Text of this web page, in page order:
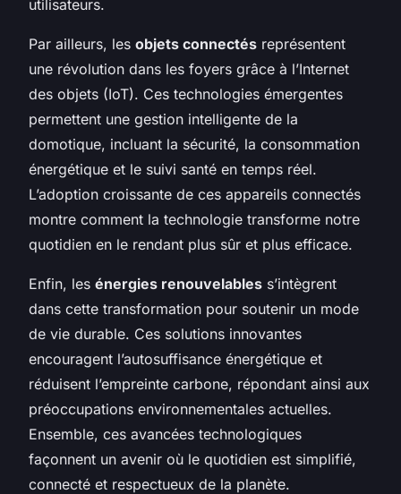
utilisateurs.
Par ailleurs, les objets connectés représentent
une révolution dans les foyers grâce à l’Internet
des objets (IoT). Ces technologies émergentes
permettent une gestion intelligente de la
domotique, incluant la sécurité, la consommation
énergétique et le suivi santé en temps réel.
L’adoption croissante de ces appareils connectés
montre comment la technologie transforme notre
quotidien en le rendant plus sûr et plus efficace.
Enfin, les énergies renouvelables s’intègrent
dans cette transformation pour soutenir un mode
de vie durable. Ces solutions innovantes
encouragent l’autosuffisance énergétique et
réduisent l’empreinte carbone, répondant ainsi aux
préoccupations environnementales actuelles.
Ensemble, ces avancées technologiques
façonnent un avenir où le quotidien est simplifié,
connecté et respectueux de la planète.